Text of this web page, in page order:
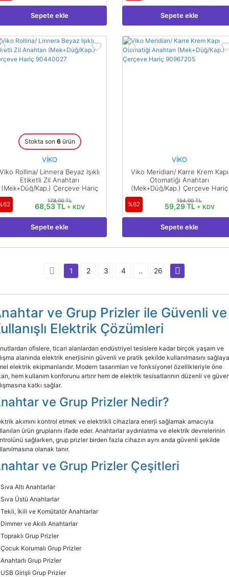
Sepete ekle Sepete ekle
Stokta son 6ürün
VİKO
Viko Rollina/ Linnera Beyaz Işıklı
Etiketli Zil Anahtarı
(Mek+Düğ/Kap.) Çerçeve Hariç
178,00 TL
68,53 TL + KDV
Sepete ekle
VİKO
Viko Meridian/ Karre Krem Kapı
Otomatiği Anahtarı
(Mek+Düğ/Kap.) Çerçeve Hariç
%62 154,00 TL
59,29 TL + KDV
Sepete ekle
1 2 3 4 .. 26
ve Grup Prizler ile Güvenli ve
Elektrik Çözümleri
ofislere, ticari alanlardan endüstriyel tesislere kadar birçok yaşam ve
alanında elektrik enerjisinin güvenli ve pratik şekilde kullanılmasını
elektrik ekipmanlarıdır. Modern tasarımları ve fonksiyonel özellikleriyle öne
hem kullanım konforunu artırır hem de elektrik tesisatlarının düzenli ve
katkı sağlar.
ve Grup Prizler Nedir?
akımını kontrol etmek ve elektrikli cihazlara enerji sağlamak amacıyla
ürün gruplarını ifade eder. Anahtarlar aydınlatma ve elektrik devrelerinin
sağlarken, grup prizler birden fazla cihazın aynı anda güvenli şekilde
olanak tanır.
ve Grup Prizler Çeşitleri
Sıva Altı Anahtarlar
Sıva Üstü Anahtarlar
Tekli, İkili ve Komütatör Anahtarlar
Dimmer ve Akıllı Anahtarlar
Topraklı Grup Prizler
Çocuk Korumalı Grup Prizler
Anahtarlı Grup Prizler
USB Girişli Grup Prizler